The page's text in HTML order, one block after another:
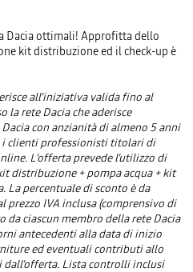
Dacia ottimali! Approfitta dello
kit distribuzione ed il check-up è
all’iniziativa valida fino al
la rete Dacia che aderisce
con anzianità di almeno 5 anni
i clienti professionisti titolari di
L’offerta prevede l’utilizzo di
distribuzione + pompa acqua + kit
La percentuale di sconto è da
IVA inclusa (comprensivo di
da ciascun membro della rete Dacia
antecedenti alla data di inizio
ed eventuali contributi allo
Lista controlli inclusi